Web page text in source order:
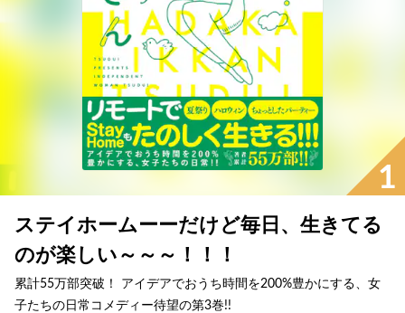
1
ステイホームーーだけど毎日、生きてる
のが楽しい～～～！！！
累計55万部突破！ アイデアでおうち時間を200%豊かにする、女
子たちの日常コメディー待望の第3巻!!